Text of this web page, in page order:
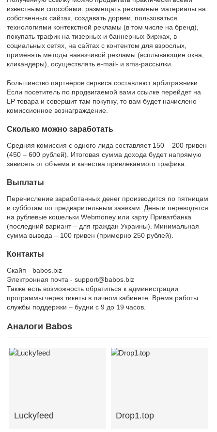
известными способами: размещать рекламные материалы на
собственных сайтах, создавать дорвеи, пользоваться
технологиями контекстной рекламы (в том числе на бренд),
покупать трафик на тизерных и баннерных биржах, в
социальных сетях, на сайтах с контентом для взрослых,
применять методы навязчивой рекламы (всплывающие окна,
кликандеры), осуществлять e-mail- и sms-рассылки.
Большинство партнеров сервиса составляют арбитражники.
Если посетитель по продвигаемой вами ссылке перейдет на
LP товара и совершит там покупку, то вам будет начислено
комиссионное вознаграждение.
Сколько можно заработать
Средняя комиссия с одного лида составляет 150 – 200 гривен
(450 – 600 рублей). Итоговая сумма дохода будет напрямую
зависеть от объема и качества привлекаемого трафика.
Выплаты
Перечисление заработанных денег производится по пятницам
и субботам по предварительным заявкам. Деньги переводятся
на рублевые кошельки Webmoney или карту Приватбанка
(последний вариант – для граждан Украины). Минимальная
сумма вывода – 100 гривен (примерно 250 рублей).
Контакты
Скайп - babos.biz
Электронная почта - support@babos.biz
Также есть возможность обратиться к администрации
программы через тикеты в личном кабинете. Время работы
службы поддержки – будни с 9 до 19 часов.
Аналоги Babos
Luckyfeed Drop1.top